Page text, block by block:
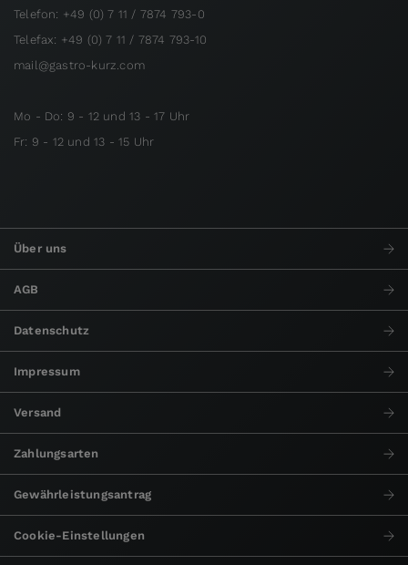
Telefon: +49 (0) 7 11 / 7874 793-0
Telefax: +49 (0) 7 11 / 7874 793-10
mail@gastro-kurz.com
Mo - Do: 9 - 12 und 13 - 17 Uhr
Fr: 9 - 12 und 13 - 15 Uhr
Über uns
AGB
Datenschutz
Impressum
Versand
Zahlungsarten
Gewährleistungsantrag
Cookie-Einstellungen